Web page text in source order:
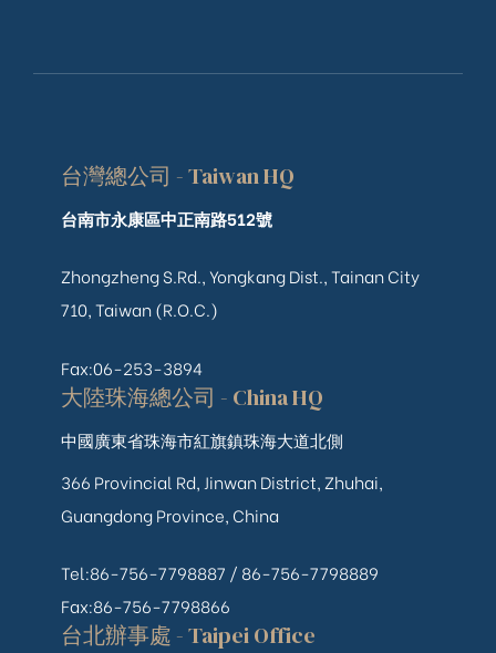
台灣總公司 - Taiwan HQ
台南市永康區中正南路512號
Zhongzheng S.Rd., Yongkang Dist., Tainan City
710, Taiwan (R.O.C.)
Fax:06-253-3894
大陸珠海總公司 - China HQ
中國廣東省珠海市紅旗鎮珠海大道北側
366 Provincial Rd, Jinwan District, Zhuhai,
Guangdong Province, China
Tel:86-756-7798887 / 86-756-7798889
Fax:86-756-7798866
台北辦事處 - Taipei Office